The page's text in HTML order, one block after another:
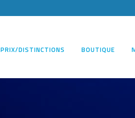
PRIX/DISTINCTIONS BOUTIQUE